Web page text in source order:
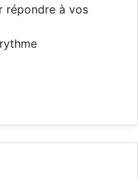
répondre à vos